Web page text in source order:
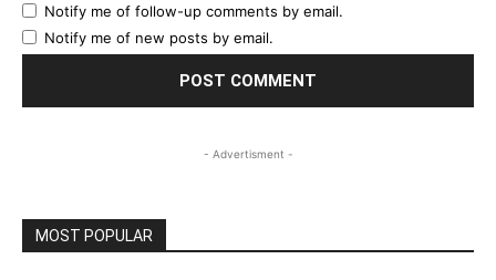
Notify me of follow-up comments by email.
Notify me of new posts by email.
- Advertisment -
MOST POPULAR